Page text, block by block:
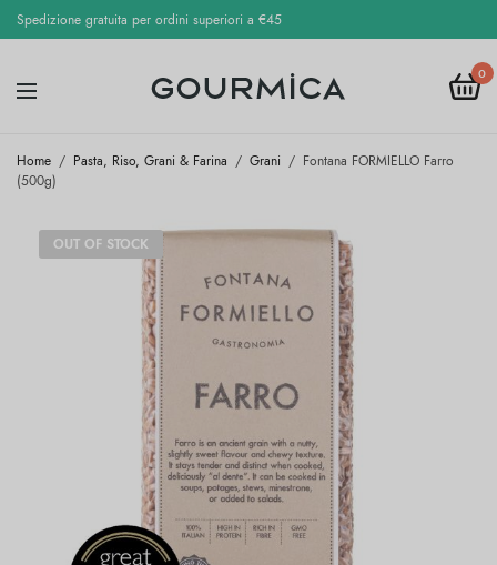
Spedizione gratuita per ordini superiori a €45
0
Home / Pasta, Riso, Grani & Farina / Grani / Fontana FORMIELLO Farro
(500g)
OUT OF STOCK